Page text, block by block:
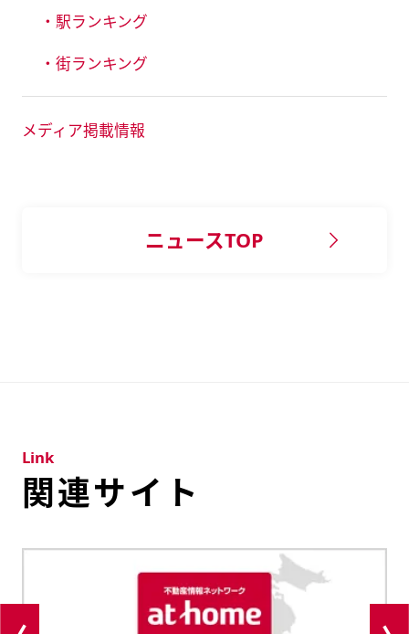
・駅ランキング
・街ランキング
メディア掲載情報
ニュースTOP
関連サイト
Link